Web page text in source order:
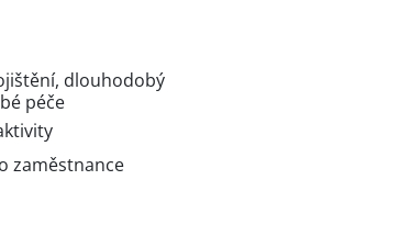
dlouhodobý
péče
zaměstnance